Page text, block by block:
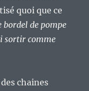
quoi que ce
bordel de pompe
sortir comme
chaines